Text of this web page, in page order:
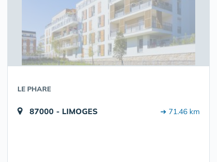
LE PHARE
87000 - LIMOGES ➔ 71.46 km